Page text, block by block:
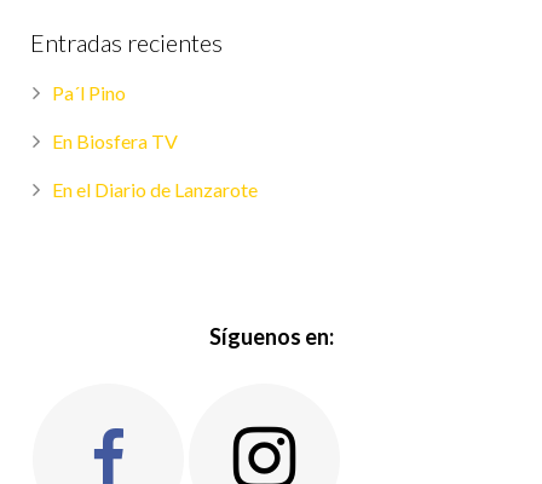
Entradas recientes
Pa´l Pino
En Biosfera TV
En el Diario de Lanzarote
Síguenos en: